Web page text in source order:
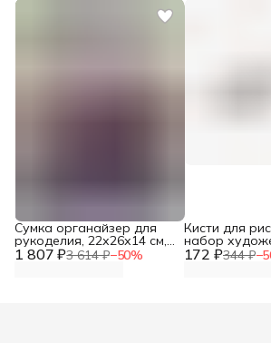
1 807 ₽3 614 ₽−50%
Сумка органайзер для
рукоделия, 22х26х14 см,
Hobby&Pro 172 ₽344 ₽−
Кисти для
набор
кистей из